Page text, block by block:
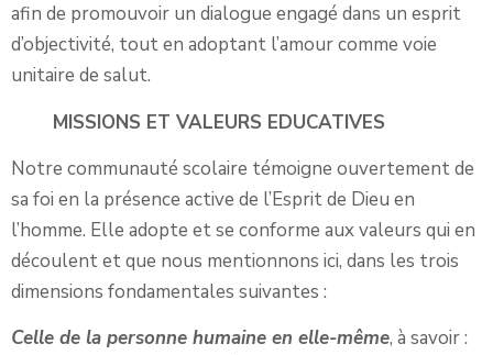
afin de promouvoir un dialogue engagé dans un esprit
d’objectivité, tout en adoptant l’amour comme voie
unitaire de salut.
MISSIONS ET VALEURS EDUCATIVES
Notre communauté scolaire témoigne ouvertement de
sa foi en la présence active de l’Esprit de Dieu en
l’homme. Elle adopte et se conforme aux valeurs qui en
découlent et que nous mentionnons ici, dans les trois
dimensions fondamentales suivantes :
Celle de la personne humaine en elle-même, à savoir :